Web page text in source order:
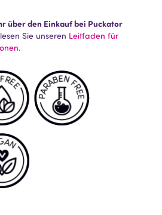
über den Einkauf bei Puckator
Sie unseren Leitfaden für